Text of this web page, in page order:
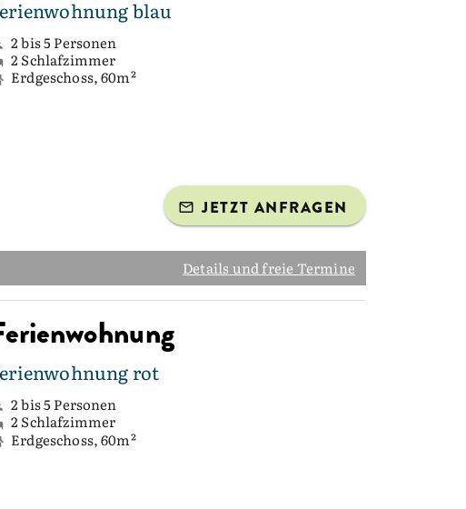
blau
2 bis 5 Personen
2 Schlafzimmer
Erdgeschoss, 60m²
JETZT ANFRAGEN
Details und freie Termine
rot
2 bis 5 Personen
2 Schlafzimmer
Erdgeschoss, 60m²